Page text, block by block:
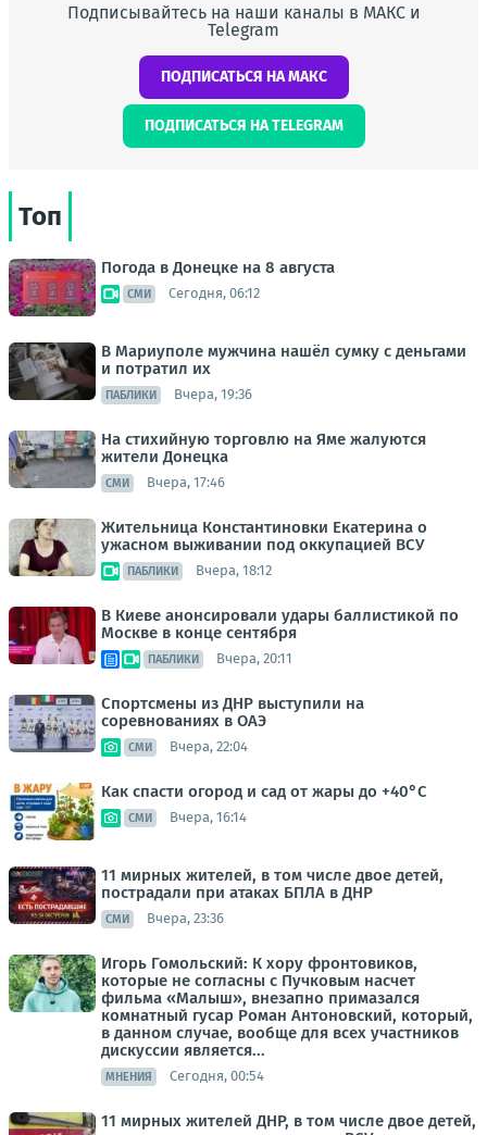
Подписывайтесь на наши каналы в МАКС и
Telegram
ПОДПИСАТЬСЯ НА МАКС
ПОДПИСАТЬСЯ НА TELEGRAM
Топ
Погода в Донецке на 8 августа
СМИ Сегодня, 06:12
В Мариуполе мужчина нашёл сумку с деньгами
и потратил их
ПАБЛИКИ Вчера, 19:36
На стихийную торговлю на Яме жалуются
жители Донецка
СМИ Вчера, 17:46
Жительница Константиновки Екатерина о
ужасном выживании под оккупацией ВСУ
ПАБЛИКИ Вчера, 18:12
В Киеве анонсировали удары баллистикой по
Москве в конце сентября
ПАБЛИКИ Вчера, 20:11
Спортсмены из ДНР выступили на
соревнованиях в ОАЭ
СМИ Вчера, 22:04
Как спасти огород и сад от жары до +40°C
СМИ Вчера, 16:14
11 мирных жителей, в том числе двое детей,
пострадали при атаках БПЛА в ДНР
СМИ Вчера, 23:36
Игорь Гомольский: К хору фронтовиков,
которые не согласны с Пучковым насчет
фильма «Малыш», внезапно примазался
комнатный гусар Роман Антоновский, который,
в данном случае, вообще для всех участников
дискуссии является...
МНЕНИЯ Сегодня, 00:54
11 мирных жителей ДНР, в том числе двое детей,